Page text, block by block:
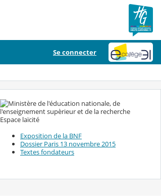
Se connecter
Espace laïcité
Exposition de la BNF
Dossier Paris 13 novembre 2015
Textes fondateurs